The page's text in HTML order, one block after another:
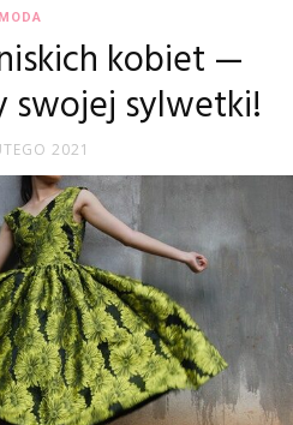
MODA
kobiet —
swojej sylwetki!
2021